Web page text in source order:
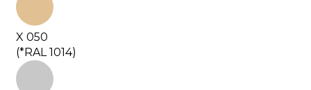
X 050
(*RAL 1014)